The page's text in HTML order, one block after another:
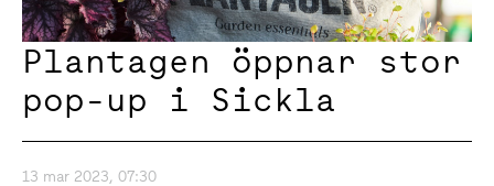
Plantagen öppnar stor
pop-up i Sickla
13 mar 2023, 07:30